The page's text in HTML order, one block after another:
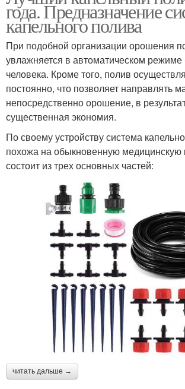
года. Предназначение
капельного полива
При подобной организации орошения
увлажняется в автоматическом режиме
человека. Кроме того, полив
постоянно, что позволяет направлять
непосредственно орошение, в
существенная экономия.
По своему устройству система
похожа на обыкновенную медицинскую
состоит из трех основных частей:
читать дальше →